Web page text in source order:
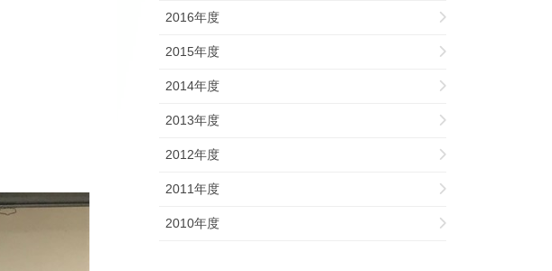
2016年度
2015年度
2014年度
2013年度
2012年度
2011年度
2010年度